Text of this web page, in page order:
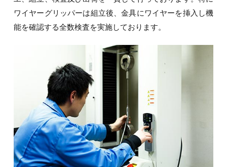
図面ダウンロード
ワイヤーグリッパーは組立後、金具にワイヤーを挿入し機
能を確認する全数検査を実施しております。